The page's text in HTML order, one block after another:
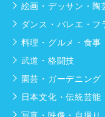
絵画・デッサン・陶
ダンス・バレエ・フ
料理・グルメ・食事
武道・格闘技
園芸・ガーデニン
日本文化・伝統芸能
写真・映像・自撮り